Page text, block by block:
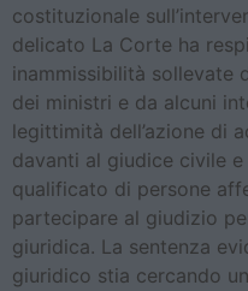
costituzionale
delicato La Corte ha
inammissibilità sollevate
dei ministri e da alcuni
legittimità dell’azione di
davanti al giudice civile e
qualificato di persone
partecipare al giudizio
giuridica. La sentenza
giuridico stia cercando